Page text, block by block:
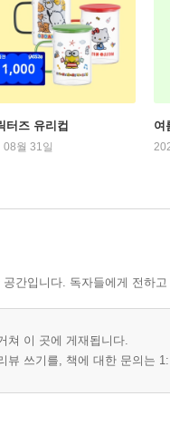
터즈 유리컵
월 31일
여
간입니다. 독자들에게 전하
쳐 이 곳에 게재됩니다.
뷰 쓰기를, 책에 대한 문의는